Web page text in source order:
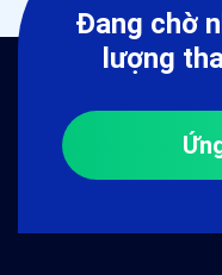
Đang chờ
lượng